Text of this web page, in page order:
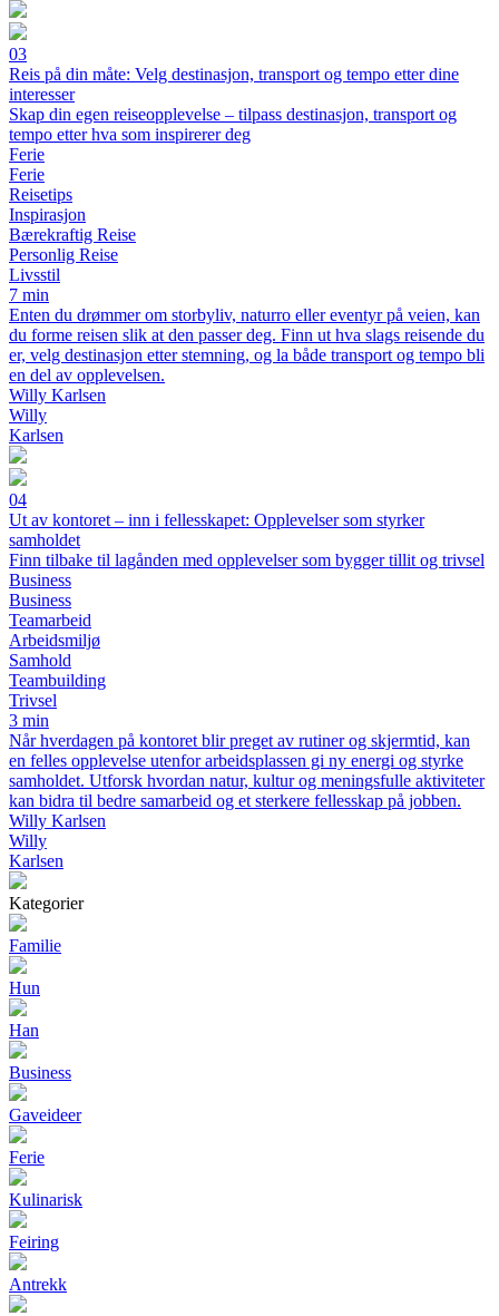
03
Reis på din måte: Velg destinasjon, transport og tempo etter dine
interesser
Skap din egen reiseopplevelse – tilpass destinasjon, transport og
tempo etter hva som inspirerer deg
Ferie
Ferie
Reisetips
Inspirasjon
Bærekraftig Reise
Personlig Reise
Livsstil
7 min
Enten du drømmer om storbyliv, naturro eller eventyr på veien, kan
du forme reisen slik at den passer deg. Finn ut hva slags reisende du
er, velg destinasjon etter stemning, og la både transport og tempo bli
en del av opplevelsen.
Willy Karlsen
Willy
Karlsen
04
Ut av kontoret – inn i fellesskapet: Opplevelser som styrker
samholdet
Finn tilbake til lagånden med opplevelser som bygger tillit og trivsel
Business
Business
Teamarbeid
Arbeidsmiljø
Samhold
Teambuilding
Trivsel
3 min
Når hverdagen på kontoret blir preget av rutiner og skjermtid, kan
en felles opplevelse utenfor arbeidsplassen gi ny energi og styrke
samholdet. Utforsk hvordan natur, kultur og meningsfulle aktiviteter
kan bidra til bedre samarbeid og et sterkere fellesskap på jobben.
Willy Karlsen
Willy
Karlsen
Kategorier
Familie
Hun
Han
Business
Gaveideer
Ferie
Kulinarisk
Feiring
Antrekk